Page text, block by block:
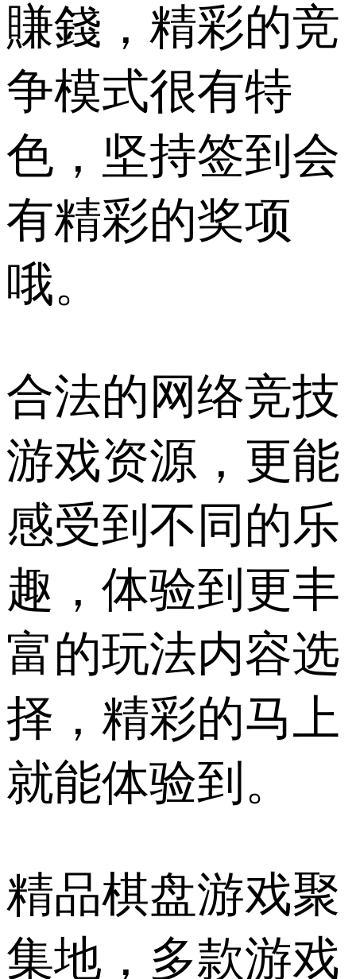
賺錢，精彩的竞
争模式很有特
色，坚持签到会
有精彩的奖项
哦。
合法的网络竞技
游戏资源，更能
感受到不同的乐
趣，体验到更丰
富的玩法内容选
择，精彩的马上
就能体验到。
精品棋盘游戏聚
集地，多款游戏